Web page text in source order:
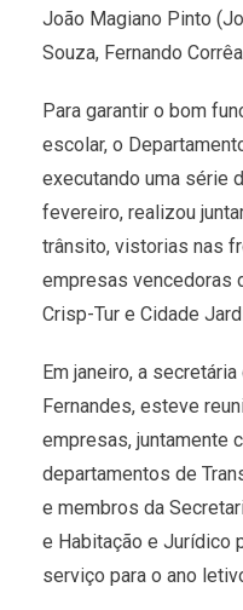
João Magiano Pinto
Souza, Fernando
Para garantir o bom
escolar, o
executando uma série
fevereiro, realizou
trânsito, vistorias nas
empresas vencedoras
Crisp-Tur e Cidade
Em janeiro, a
Fernandes, esteve
empresas, juntamente
departamentos de
e membros da
e Habitação e Jurídico
serviço para o ano